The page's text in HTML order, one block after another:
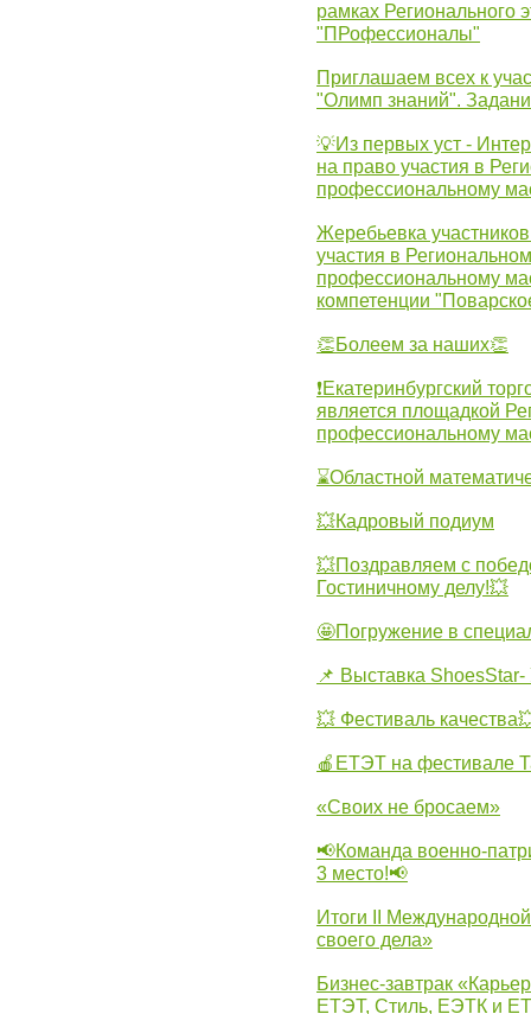
рамках Регионального
"ПРофессионалы"
Приглашаем всех к
"Олимп знаний".
💡Из первых уст -
на право участия в
профессиональному
Жеребьевка
участия в
профессиональному
компетенции
👏Болеем за наших👏
❗Екатеринбургский
является площадкой
профессиональному
⌛Областной
💥Кадровый подиум
💥Поздравляем с
Гостиничному делу!💥
🤩Погружение в
📌 Выставка ShoesStar-
💥 Фестиваль
🍎ЕТЭТ на фестивале
«Своих не бросаем»
📢Команда военно-
3 место!📢
Итоги II
своего дела»
Бизнес-завтрак
ЕТЭТ, Стиль, ЕЭТК и